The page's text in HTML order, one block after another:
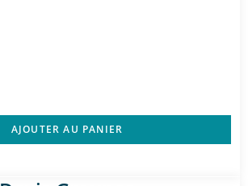
AJOUTER AU PANIER